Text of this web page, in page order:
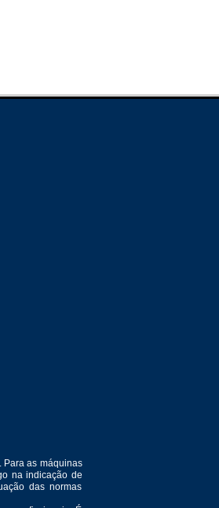
Para as máquinas
na indicação de
das normas